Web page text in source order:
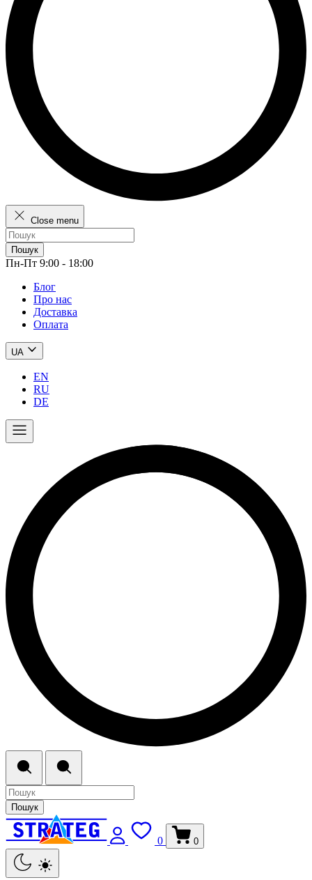
Close menu
Пошук
Пн-Пт 9:00 - 18:00
Блог
Про нас
Доставка
Оплата
UA
EN
RU
DE
Пошук
0 0